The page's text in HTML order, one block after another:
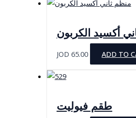
أكسيد الكربون
JOD 65.00 ADD TO
طقم فيوليت